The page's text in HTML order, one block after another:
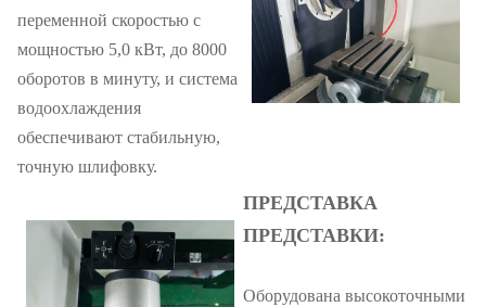
переменной скоростью с
мощностью 5,0 кВт, до 8000
оборотов в минуту, и система
водоохлаждения
обеспечивают стабильную,
точную шлифовку.
ПРЕДСТАВКА
ПРЕДСТАВКИ:
Оборудована высокоточными